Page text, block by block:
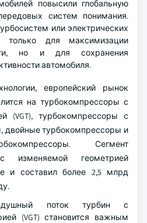
повысили глобальную
систем понимания.
или электрических
для максимизации
но и для сохранения
автомобиля.
европейский рынок
на турбокомпрессоры с
(VGT), турбокомпрессоры с
двойные турбокомпрессоры и
Сегмент
изменяемой геометрией
и составил более 2,5 млрд
поток турбин с
(VGT) становится важным